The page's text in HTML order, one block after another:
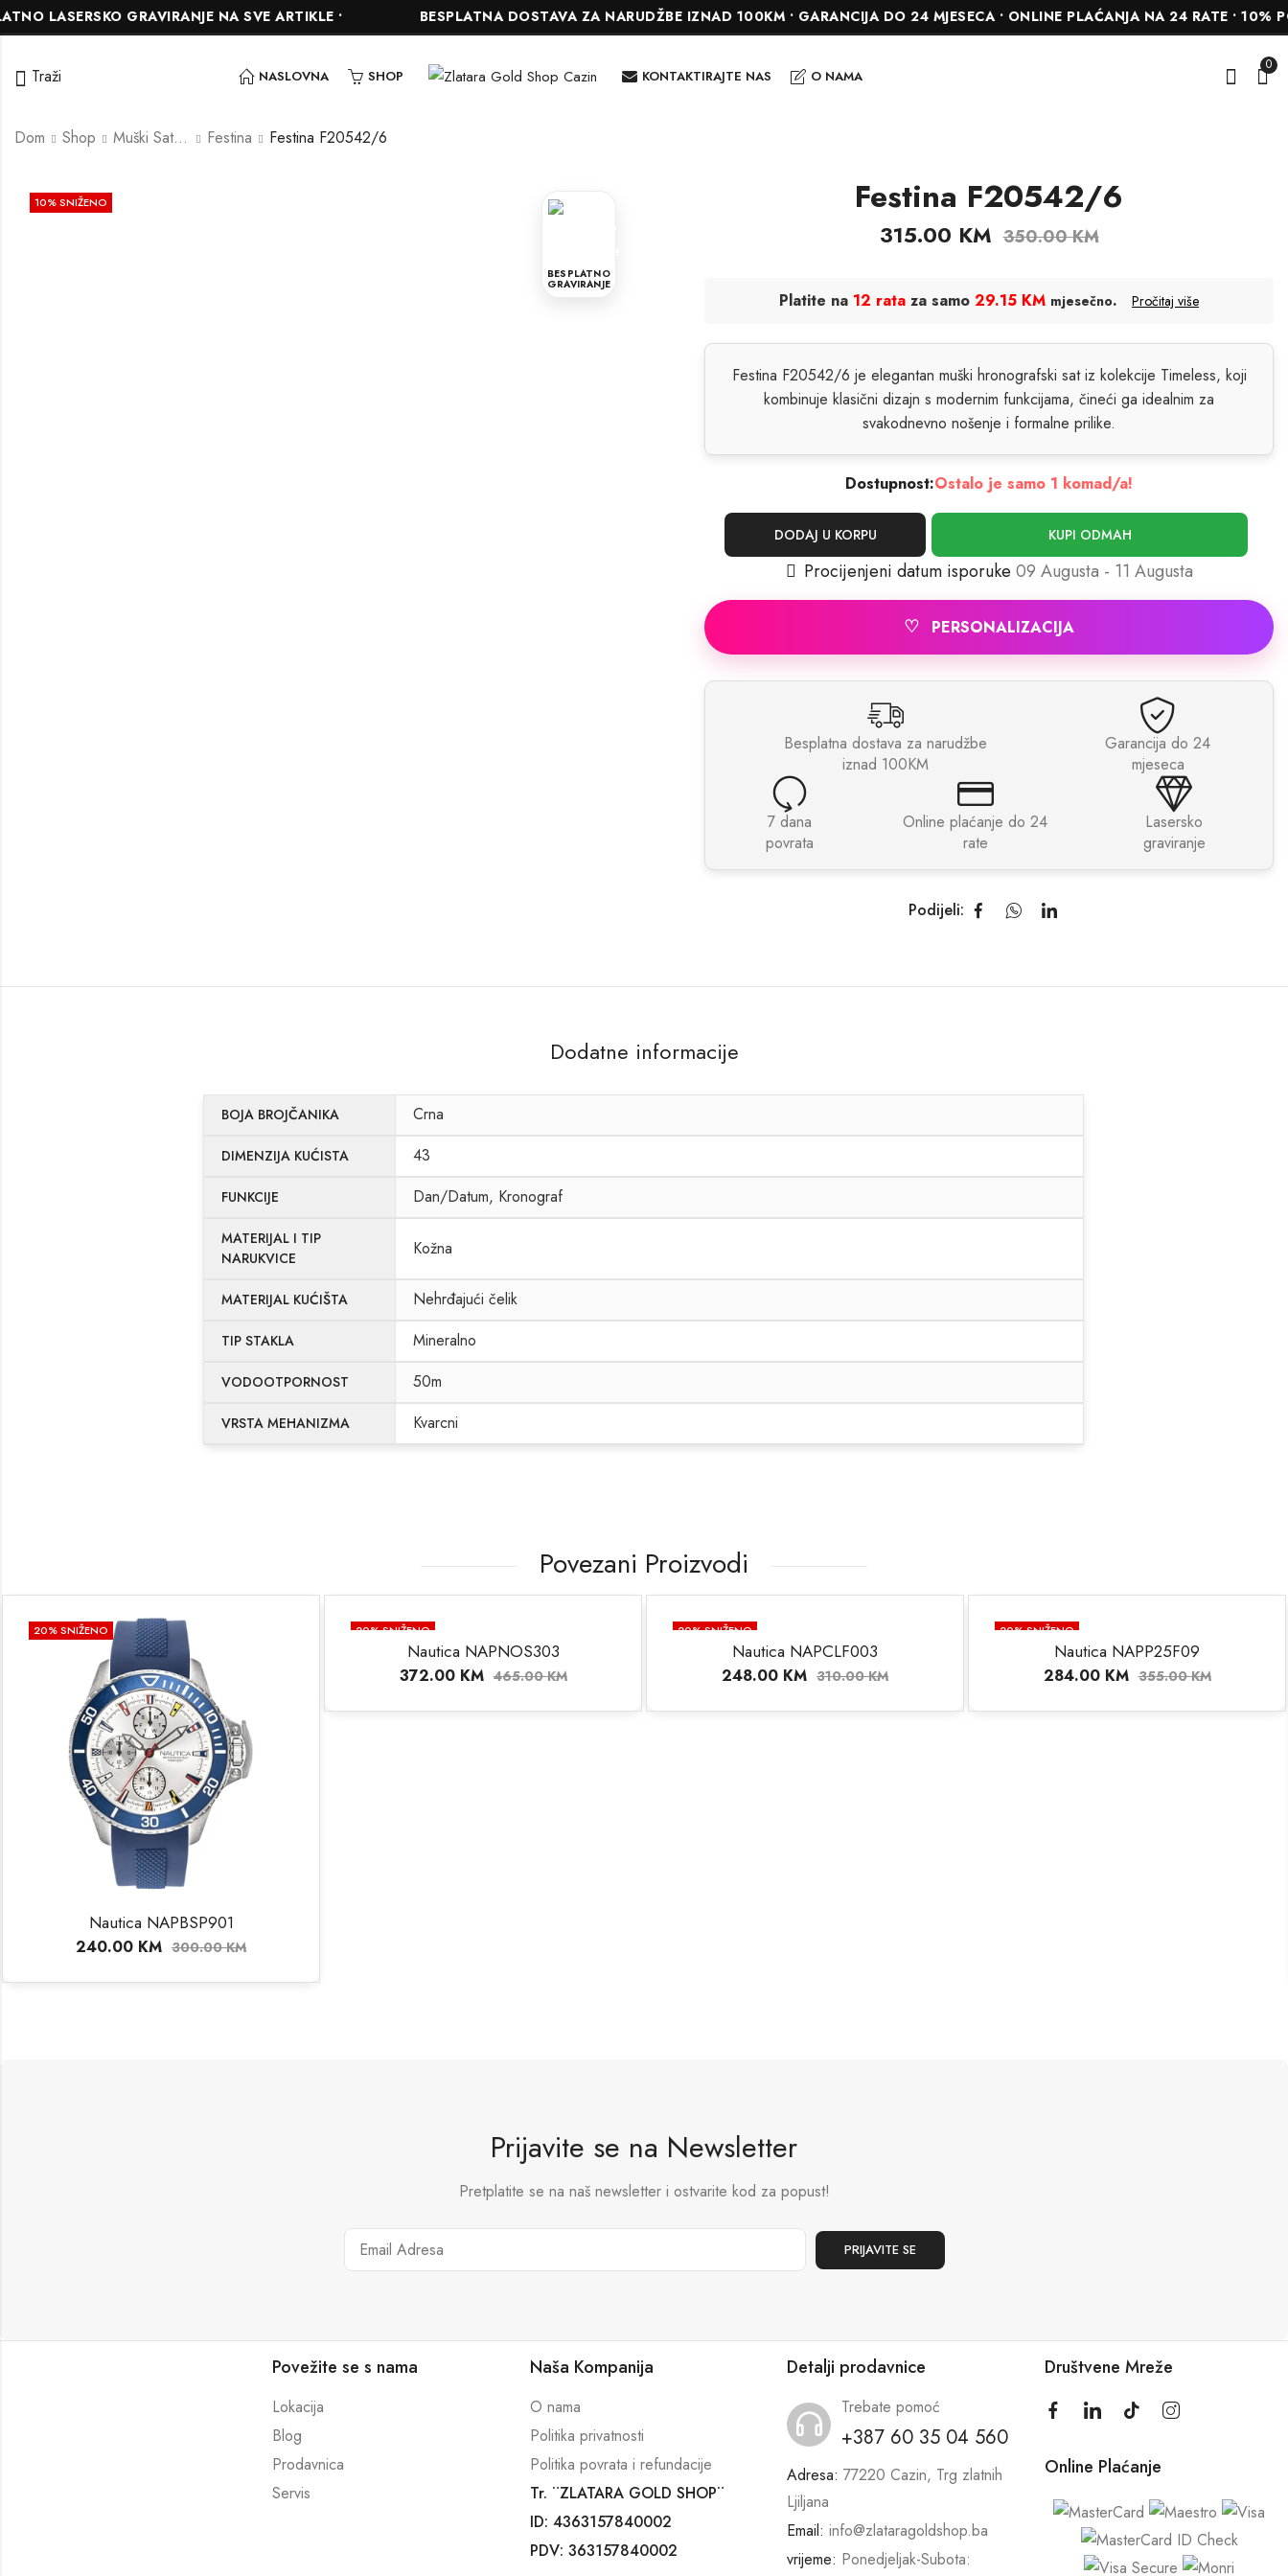
GRAVIRANJE NA SVE ARTIKLE • BESPLATNA DOSTAVA ZA NARUDŽBE IZNAD 100KM • GARANCIJA DO 24 MJESECA • ONLINE PLAĆANJA NA 24 RATE • 10%
Traži NASLOVNA SHOP KONTAKTIRAJTE NAS O NAMA
0
Dom Shop Muški Satovi Festina Festina F20542/6
10% SNIŽENO
BESPLATNO
GRAVIRANJE
Festina F20542/6
315.00 KM 350.00KM
Platite na 12 rata za samo 29.15 KM mjesečno. Pročitaj više
Festina F20542/6 je elegantan muški hronografski sat iz kolekcije Timeless, koji
kombinuje klasični dizajn s modernim funkcijama, čineći ga idealnim za
svakodnevno nošenje i formalne prilike.
Dostupnost:Ostalo je samo 1 komad/a!
DODAJ U KORPU KUPI ODMAH
Procijenjeni datum isporuke 09 Augusta - 11 Augusta
♡ PERSONALIZACIJA
Besplatna dostava za narudžbe
iznad 100KM
Garancija do 24
mjeseca
7 dana
povrata
Online plaćanje do 24
rate
Lasersko
graviranje
Podijeli:
Dodatne informacije
BOJA BROJČANIKA Crna
DIMENZIJA KUĆISTA 43
FUNKCIJE Dan/Datum, Kronograf
MATERIJAL I TIP
NARUKVICE
Kožna
MATERIJAL KUĆIŠTA Nehrđajući čelik
TIP STAKLA Mineralno
VODOOTPORNOST 50m
VRSTA MEHANIZMA Kvarcni
Povezani Proizvodi
20% SNIŽENO
Nautica NAPBSP901
240.00 KM 300.00KM
20% SNIŽENO
Nautica NAPNOS303
372.00 KM 465.00KM
20% SNIŽENO
Nautica NAPCLF003
248.00 KM 310.00KM
20% SNIŽENO
Nautica NAPP25F09
284.00 KM 355.00KM
Prijavite se na Newsletter
Pretplatite se na naš newsletter i ostvarite kod za popust!
Povežite se s nama
Lokacija
Blog
Prodavnica
Servis
Naša Kompanija
O nama
Politika privatnosti
Politika povrata i refundacije
Tr. ¨ZLATARA GOLD SHOP¨
ID: 4363157840002
PDV: 363157840002
Detalji prodavnice
Trebate pomoć
+387 60 35 04 560
Adresa: 77220 Cazin, Trg zlatnih
Ljiljana
Email: info@zlataragoldshop.ba
vrijeme: Ponedjeljak-Subota:
Društvene Mreže
Online Plaćanje